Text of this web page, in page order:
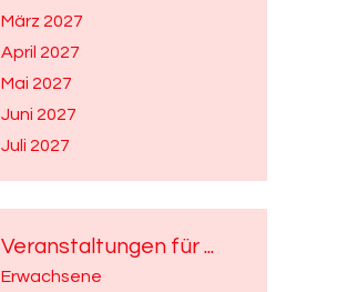
März 2027
April 2027
Mai 2027
Juni 2027
Juli 2027
Veranstaltungen für ...
Erwachsene